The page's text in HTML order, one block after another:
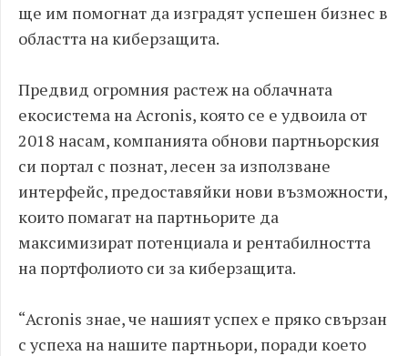
ще им помогнат да изградят успешен бизнес в
областта на киберзащита.
Предвид огромния растеж на облачната
екосистема на Acronis, която се е удвоила от
2018 насам, компанията обнови партньорския
си портал с познат, лесен за използване
интерфейс, предоставяйки нови възможности,
които помагат на партньорите да
максимизират потенциала и рентабилността
на портфолиото си за киберзащита.
“Acronis знае, че нашият успех е пряко свързан
с успеха на нашите партньори, поради което